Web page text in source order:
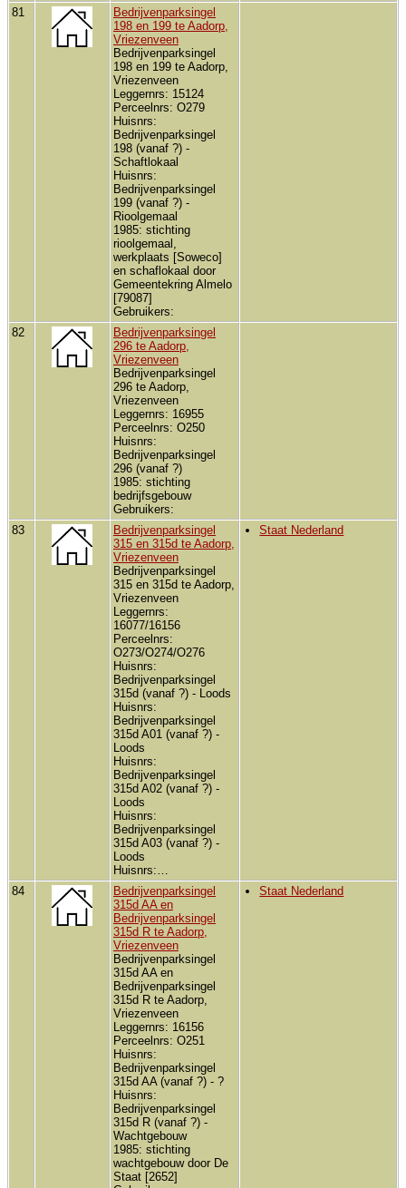
81
Bedrijvenparksingel
198 en 199 te Aadorp,
Vriezenveen
Bedrijvenparksingel
198 en 199 te Aadorp,
Vriezenveen
Leggernrs: 15124
Perceelnrs: O279
Huisnrs:
Bedrijvenparksingel
198 (vanaf ?) -
Schaftlokaal
Huisnrs:
Bedrijvenparksingel
199 (vanaf ?) -
Rioolgemaal
1985: stichting
rioolgemaal,
werkplaats [Soweco]
en schaflokaal door
Gemeentekring Almelo
[79087]
Gebruikers:
82
Bedrijvenparksingel
296 te Aadorp,
Vriezenveen
Bedrijvenparksingel
296 te Aadorp,
Vriezenveen
Leggernrs: 16955
Perceelnrs: O250
Huisnrs:
Bedrijvenparksingel
296 (vanaf ?)
1985: stichting
bedrijfsgebouw
Gebruikers:
83
Bedrijvenparksingel
315 en 315d te Aadorp,
Vriezenveen
Bedrijvenparksingel
315 en 315d te Aadorp,
Vriezenveen
Leggernrs:
16077/16156
Perceelnrs:
O273/O274/O276
Huisnrs:
Bedrijvenparksingel
315d (vanaf ?) - Loods
Huisnrs:
Bedrijvenparksingel
315d A01 (vanaf ?) -
Loods
Huisnrs:
Bedrijvenparksingel
315d A02 (vanaf ?) -
Loods
Huisnrs:
Bedrijvenparksingel
315d A03 (vanaf ?) -
Loods
Huisnrs:…
Staat Nederland
84
Bedrijvenparksingel
315d AA en
Bedrijvenparksingel
315d R te Aadorp,
Vriezenveen
Bedrijvenparksingel
315d AA en
Bedrijvenparksingel
315d R te Aadorp,
Vriezenveen
Leggernrs: 16156
Perceelnrs: O251
Huisnrs:
Bedrijvenparksingel
315d AA (vanaf ?) - ?
Huisnrs:
Bedrijvenparksingel
315d R (vanaf ?) -
Wachtgebouw
1985: stichting
wachtgebouw door De
Staat [2652]
Staat Nederland